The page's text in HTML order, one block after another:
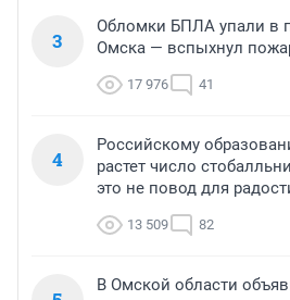
3
Обломки БПЛА упали в
Омска — вспыхнул
17 976 41
4
Российскому
растет число
это не повод для
13 509 82
В Омской области